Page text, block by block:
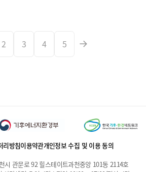
2 3 4 5
리방침이용약관개인정보 수집 및 이용 동의
시 관문로 92 힐스테이트과천중앙 101동 2114호